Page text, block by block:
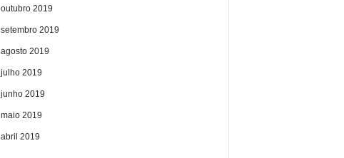
outubro 2019
setembro 2019
agosto 2019
julho 2019
junho 2019
maio 2019
abril 2019